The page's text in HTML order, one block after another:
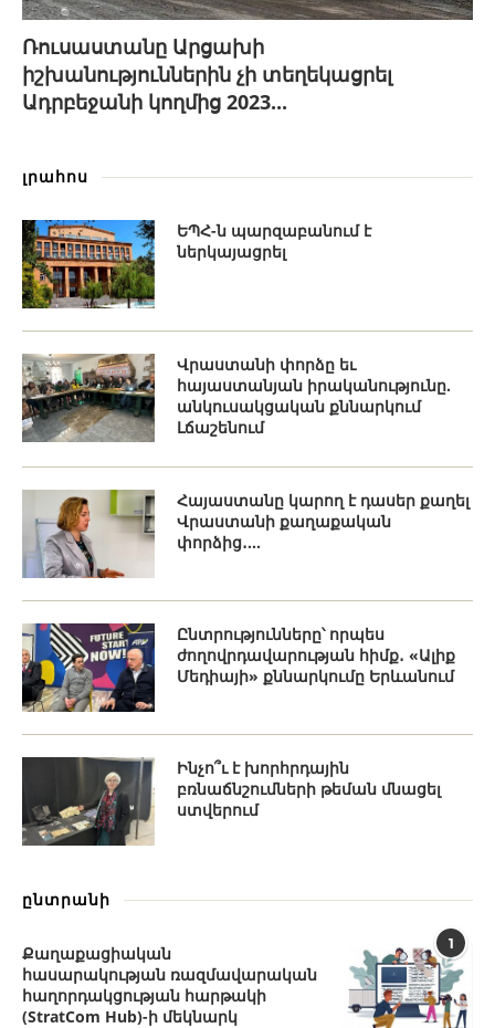
Ռուսաստանը Արցախի
իշխանություններին չի տեղեկացրել
Ադրբեջանի կողմից 2023...
լրահոս
ԵՊՀ-ն պարզաբանում է
ներկայացրել
Վրաստանի փորձը եւ
հայաստանյան իրականությունը.
անկուսակցական քննարկում
Լճաշենում
Հայաստանը կարող է դասեր քաղել
Վրաստանի քաղաքական
փորձից․...
Ընտրությունները՝ որպես
ժողովրդավարության հիմք․ «Ալիք
Մեդիայի» քննարկումը Երևանում
Ինչո՞ւ է խորհրդային
բռնաճնշումների թեման մնացել
ստվերում
ընտրանի
1
Քաղաքացիական
հասարակության ռազմավարական
հաղորդակցության հարթակի
(StratCom Hub)-ի մեկնարկ